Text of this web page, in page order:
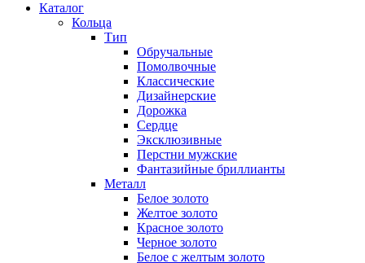
Каталог
Кольца
Тип
Обручальные
Помолвочные
Классические
Дизайнерские
Дорожка
Сердце
Эксклюзивные
Перстни мужские
Фантазийные бриллианты
Металл
Белое золото
Желтое золото
Красное золото
Черное золото
Белое с желтым золото